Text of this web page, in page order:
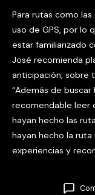
Para rutas como
uso de GPS, por lo
estar familiarizado
José recomienda
anticipación, sobre
“Además de
recomendable leer
hayan hecho las
hayan hecho la
experiencias y